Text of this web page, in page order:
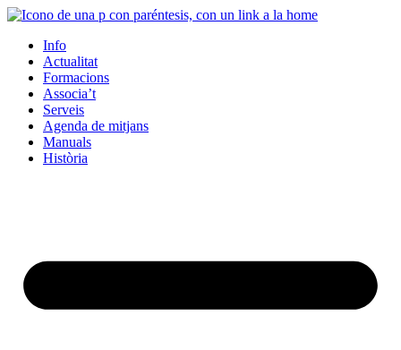
Info
Actualitat
Formacions
Associa’t
Serveis
Agenda de mitjans
Manuals
Història